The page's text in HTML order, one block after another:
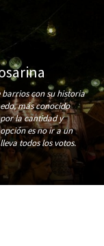
barrios con su historia
más conocido
la cantidad y
es no ir a un
todos los votos.